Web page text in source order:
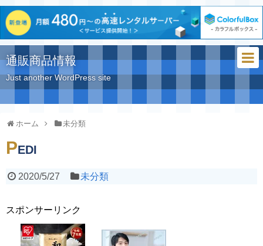
通販商品情報
Just another WordPress site
ホーム 未分類
PEDI
2020/5/27 未分類
スポンサーリンク